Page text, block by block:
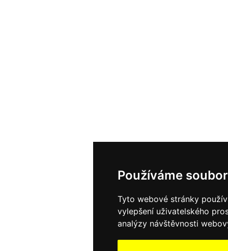
Používáme
Tyto webové stránky
vylepšení uživatelského
analýzy návštěvnosti
Používáme
Tyto webové stránky
vylepšení uživatelského
analýzy návštěvnosti